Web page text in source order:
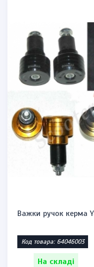
Важки ручок керма
Код товара: 64046003
На складі